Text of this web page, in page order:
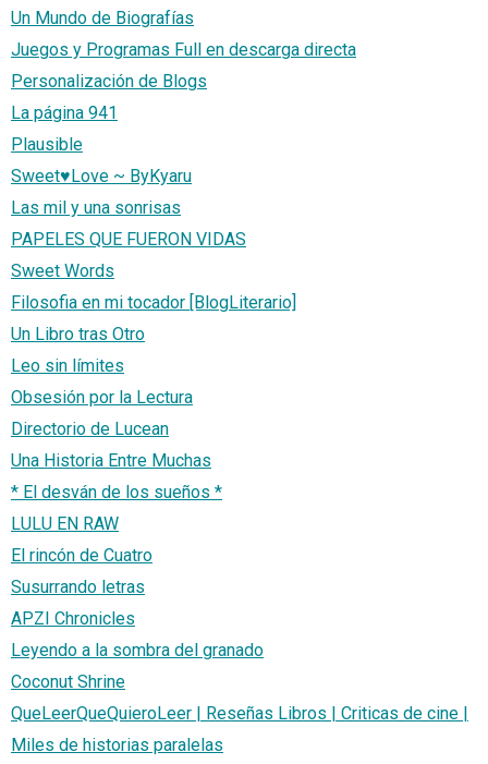
Un Mundo de Biografías
Juegos y Programas Full en descarga directa
Personalización de Blogs
La página 941
Plausible
Sweet♥Love ~ ByKyaru
Las mil y una sonrisas
PAPELES QUE FUERON VIDAS
Sweet Words
Filosofia en mi tocador [BlogLiterario]
Un Libro tras Otro
Leo sin límites
Obsesión por la Lectura
Directorio de Lucean
Una Historia Entre Muchas
* El desván de los sueños *
LULU EN RAW
El rincón de Cuatro
Susurrando letras
APZI Chronicles
Leyendo a la sombra del granado
Coconut Shrine
QueLeerQueQuieroLeer | Reseñas Libros | Criticas de cine |
Miles de historias paralelas